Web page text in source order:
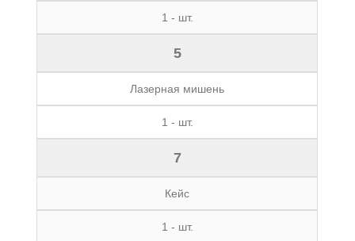
1 - шт.
5
Лазерная мишень
1 - шт.
7
Кейс
1 - шт.